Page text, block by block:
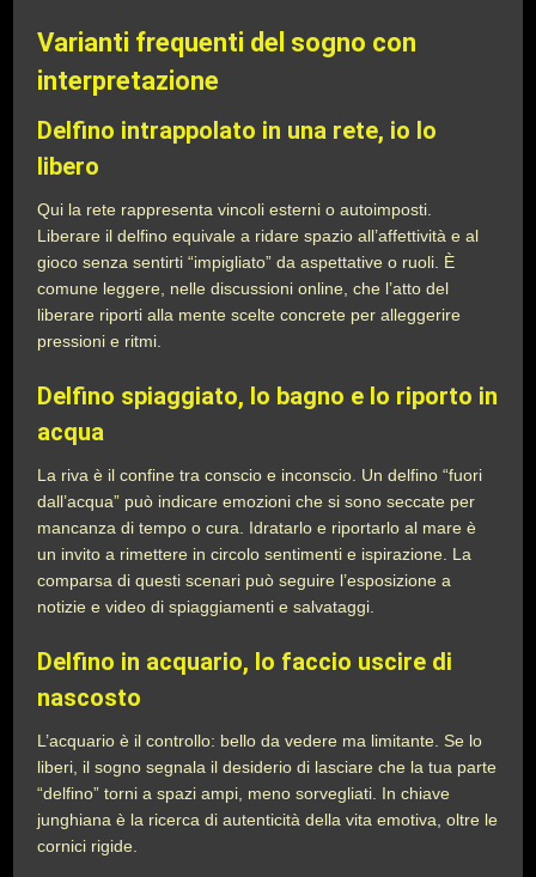
Varianti frequenti del sogno con
interpretazione
Delfino intrappolato in una rete, io lo
libero
Qui la rete rappresenta vincoli esterni o autoimposti.
Liberare il delfino equivale a ridare spazio all’affettività e al
gioco senza sentirti “impigliato” da aspettative o ruoli. È
comune leggere, nelle discussioni online, che l’atto del
liberare riporti alla mente scelte concrete per alleggerire
pressioni e ritmi.
Delfino spiaggiato, lo bagno e lo riporto in
acqua
La riva è il confine tra conscio e inconscio. Un delfino “fuori
dall’acqua” può indicare emozioni che si sono seccate per
mancanza di tempo o cura. Idratarlo e riportarlo al mare è
un invito a rimettere in circolo sentimenti e ispirazione. La
comparsa di questi scenari può seguire l’esposizione a
notizie e video di spiaggiamenti e salvataggi.
Delfino in acquario, lo faccio uscire di
nascosto
L’acquario è il controllo: bello da vedere ma limitante. Se lo
liberi, il sogno segnala il desiderio di lasciare che la tua parte
“delfino” torni a spazi ampi, meno sorvegliati. In chiave
junghiana è la ricerca di autenticità della vita emotiva, oltre le
cornici rigide.